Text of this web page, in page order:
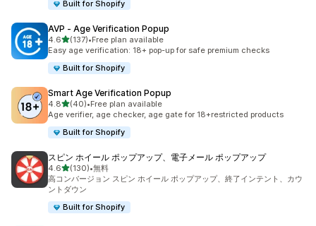
Built for Shopify
AVP ‑ Age Verification Popup
4.65つ星中
(137)
合計レビュー数：137件
•Free plan available
Easy age verification: 18+ pop-up for safe premium checks
Built for Shopify
Smart Age Verification Popup
4.85つ星中
(40)
合計レビュー数：40件
•Free plan available
Age verifier, age checker, age gate for 18+restricted products
Built for Shopify
スピン ホイール ポップアップ、電子メール ポップアップ
4.65つ星中
(130)
合計レビュー数：130件
•無料
高コンバージョン スピン ホイール ポップアップ、終了インテント、カウ
ントダウン
Built for Shopify